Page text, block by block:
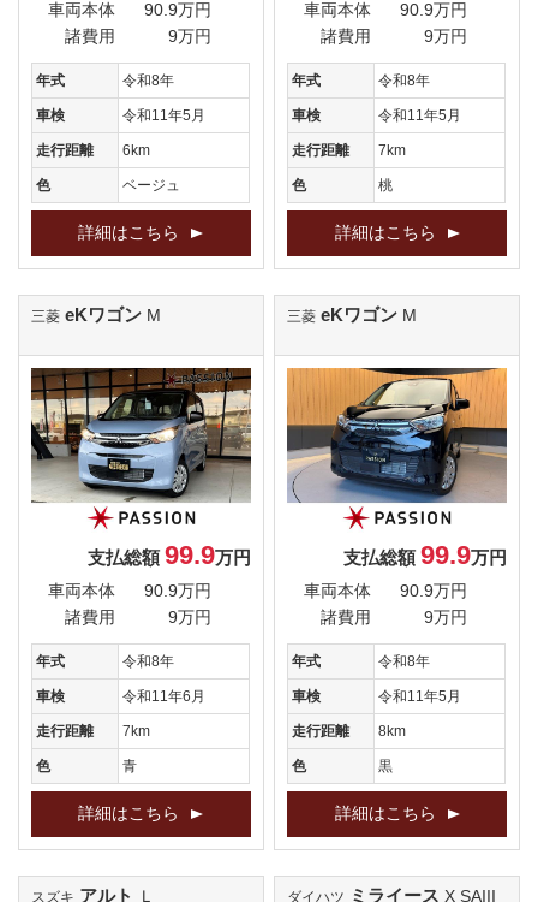
車両本体
90.9万円
諸費用
9万円
年式 令和8年
車検 令和11年5月
走行距離 6km
色 ベージュ
詳細はこちら
車両本体
90.9万円
諸費用
9万円
年式 令和8年
車検 令和11年5月
走行距離 7km
色 桃
詳細はこちら
三菱 eKワゴン M
支払総額99.9万円
車両本体
90.9万円
諸費用
9万円
年式 令和8年
車検 令和11年6月
走行距離 7km
色 青
詳細はこちら
三菱 eKワゴン M
支払総額99.9万円
車両本体
90.9万円
諸費用
9万円
年式 令和8年
車検 令和11年5月
走行距離 8km
色 黒
詳細はこちら
スズキ アルト Ｌ ダイハツ ミライース X SAIII